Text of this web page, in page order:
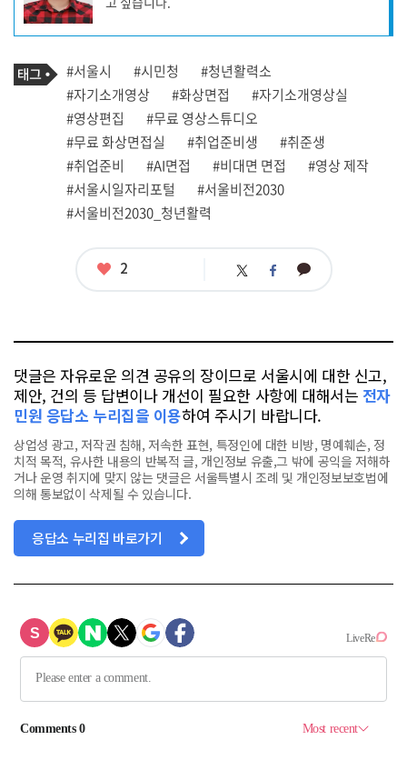
성
자
프
필 기
사
관
련
태
그
태
그
#서울시 #시민청
#청년활력소
#자기소개영상
#화상면접
#자기소개영상실
#영상편집
#무료 영상스튜디오
#무료 화상면접실
#취업준비생
#취준생
#취업준비
#AI면접 #비대면 면접
#영상 제작
#서울시일자리포털
#서울비전2030
#서울비전2030_청년활력
좋
2 트 페 카
댓글은 자유로운 의견 공유의 장이므로 서울시에 대한 신고,
제안, 건의 등 답변이나 개선이 필요한 사항에 대해서는 전자
민원 응답소 누리집을 이용하여 주시기 바랍니다.
상업성 광고, 저작권 침해, 저속한 표현, 특정인에 대한 비방, 명예훼손, 정
치적 목적, 유사한 내용의 반복적 글, 개인정보 유출,그 밖에 공익을 저해하
거나 운영 취지에 맞지 않는 댓글은 서울특별시 조례 및 개인정보보호법에
의해 통보없이 삭제될 수 있습니다.
응답소 누리집 바로가기